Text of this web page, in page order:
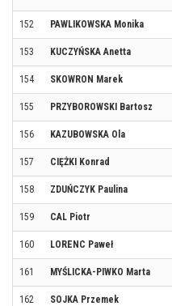
152 PAWLIKOWSKA Monika
153 KUCZYŃSKA Anetta
154 SKOWRON Marek
155 PRZYBOROWSKI Bartosz
156 KAZUBOWSKA Ola
157 CIĘŻKI Konrad
158 ZDUŃCZYK Paulina
159 CAL Piotr
160 LORENC Paweł
161 MYŚLICKA-PIWKO Marta
162 SOJKA Przemek